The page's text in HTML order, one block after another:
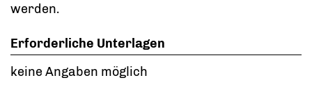
werden.
Erforderliche Unterlagen
keine Angaben möglich